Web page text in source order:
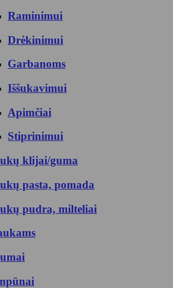
Raminimui
Drėkinimui
Garbanoms
Iššukavimui
Apimčiai
Stiprinimui
klijai/guma
pasta, pomada
pudra, milteliai